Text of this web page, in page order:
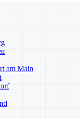
am Main